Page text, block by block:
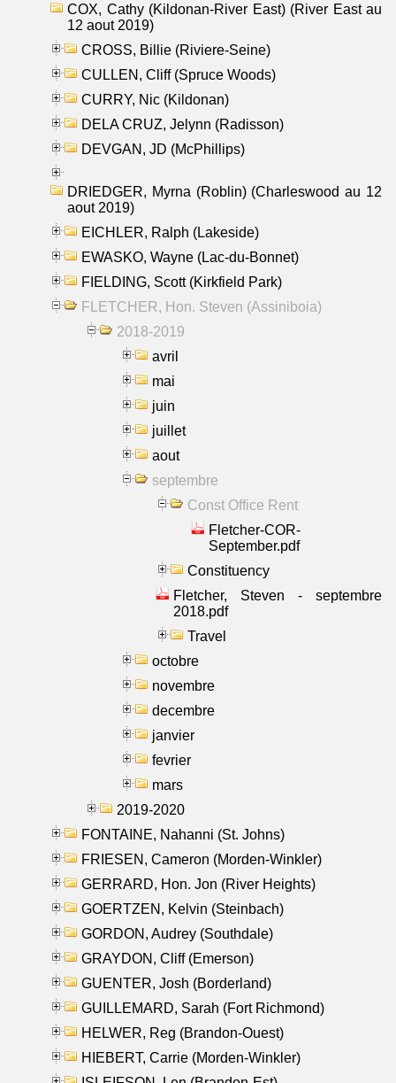
COX, Cathy (Kildonan-River East) (River East au
12 aout 2019)
CROSS, Billie (Riviere-Seine)
CULLEN, Cliff (Spruce Woods)
CURRY, Nic (Kildonan)
DELA CRUZ, Jelynn (Radisson)
DEVGAN, JD (McPhillips)
DRIEDGER, Myrna (Roblin) (Charleswood au 12
aout 2019)
EICHLER, Ralph (Lakeside)
EWASKO, Wayne (Lac-du-Bonnet)
FIELDING, Scott (Kirkfield Park)
FLETCHER, Hon. Steven (Assiniboia)
2018-2019
avril
mai
juin
juillet
aout
septembre
Const Office Rent
Fletcher-COR-
September.pdf
Constituency
Fletcher, Steven - septembre
2018.pdf
Travel
octobre
novembre
decembre
janvier
fevrier
mars
2019-2020
FONTAINE, Nahanni (St. Johns)
FRIESEN, Cameron (Morden-Winkler)
GERRARD, Hon. Jon (River Heights)
GOERTZEN, Kelvin (Steinbach)
GORDON, Audrey (Southdale)
GRAYDON, Cliff (Emerson)
GUENTER, Josh (Borderland)
GUILLEMARD, Sarah (Fort Richmond)
HELWER, Reg (Brandon-Ouest)
HIEBERT, Carrie (Morden-Winkler)